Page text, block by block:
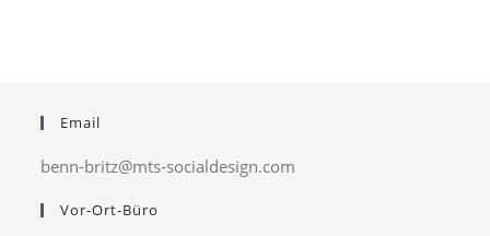
Email
benn-britz@mts-socialdesign.com
Vor-Ort-Büro